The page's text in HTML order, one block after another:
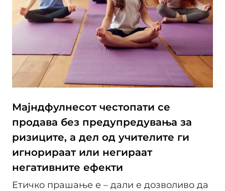
Мајндфулнесот честопати се
продава без предупредувања за
ризиците, а дел од учителите ги
игнорираат или негираат
негативните ефекти
Етичко прашање е – дали е дозволиво да